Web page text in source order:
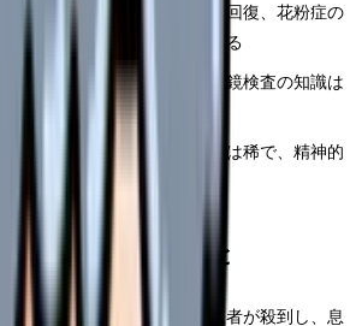
い：
中耳炎の改善、聴力の回復、花粉症の
の「楽になった」を実感できる
身につく：
聴力検査や内視鏡検査の知識は
きる強み
い：
生命に直結するケースは稀で、精神的
的軽い
メリット・大変なこと
：
花粉症シーズンは外来患者が殺到し、息